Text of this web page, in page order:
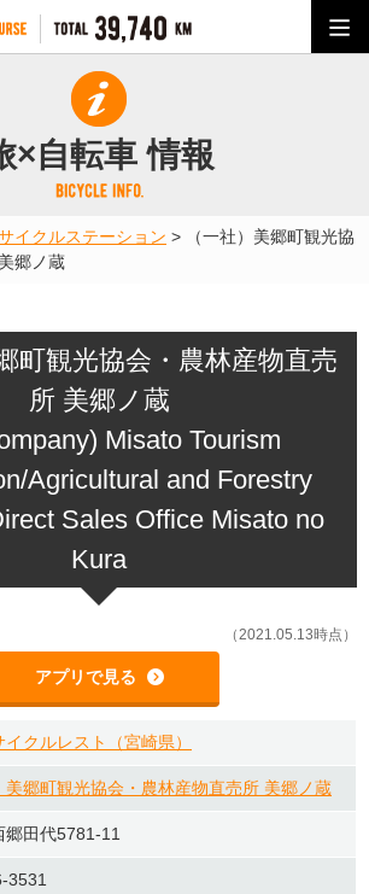
×自転車 情報
イクルステーション >
（一社）美郷町観光協
郷ノ蔵
町観光協会・農林産物直売
所 美郷ノ蔵
Misato Tourism
Agricultural and Forestry
Sales Office Misato no
Kura
（2021.05.13時点）
アプリで見る
クルレスト（宮崎県）
美郷町観光協会・農林産物直売所 美郷ノ蔵
郷田代5781-11
3531